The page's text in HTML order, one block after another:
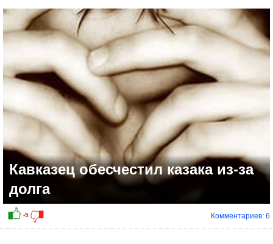
Кавказец обесчестил казака из-за
долга
Комментариев: 6